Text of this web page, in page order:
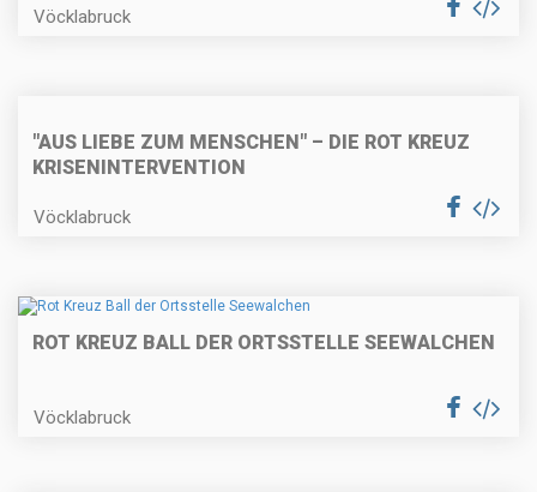
Vöcklabruck
"AUS LIEBE ZUM MENSCHEN" – DIE ROT KREUZ
KRISENINTERVENTION
Vöcklabruck
ROT KREUZ BALL DER ORTSSTELLE SEEWALCHEN
Vöcklabruck